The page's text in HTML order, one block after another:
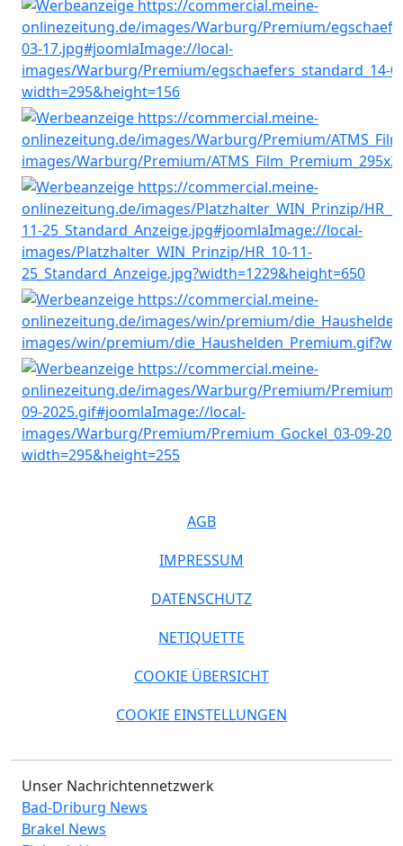
AGB
IMPRESSUM
DATENSCHUTZ
NETIQUETTE
COOKIE ÜBERSICHT
COOKIE EINSTELLUNGEN
Unser Nachrichtennetzwerk
Bad-Driburg News
Brakel News